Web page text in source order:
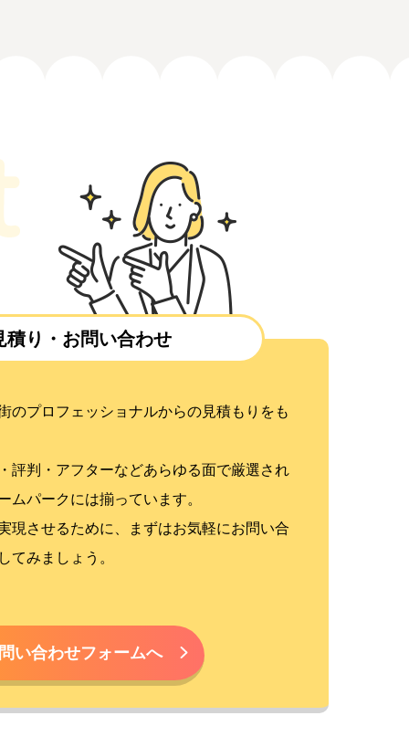
積り・お問い合わせ
のプロフェッショナルからの見積もりをも
評判・アフターなどあらゆる面で厳選され
ムパークには揃っています。
現させるために、まずはお気軽にお問い合
てみましょう。
い合わせフォームへ